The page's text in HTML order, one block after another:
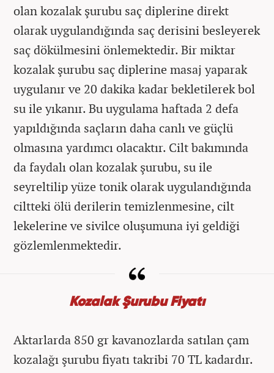
olan kozalak şurubu saç diplerine direkt
olarak uygulandığında saç derisini besleyerek
saç dökülmesini önlemektedir. Bir miktar
kozalak şurubu saç diplerine masaj yaparak
uygulanır ve 20 dakika kadar bekletilerek bol
su ile yıkanır. Bu uygulama haftada 2 defa
yapıldığında saçların daha canlı ve güçlü
olmasına yardımcı olacaktır. Cilt bakımında
da faydalı olan kozalak şurubu, su ile
seyreltilip yüze tonik olarak uygulandığında
ciltteki ölü derilerin temizlenmesine, cilt
lekelerine ve sivilce oluşumuna iyi geldiği
gözlemlenmektedir.
Kozalak Şurubu Fiyatı
Aktarlarda 850 gr kavanozlarda satılan çam
kozalağı şurubu fiyatı takribi 70 TL kadardır.